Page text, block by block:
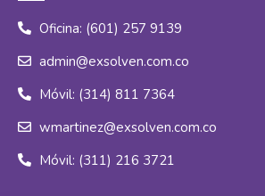
Oficina: (601) 257 9139
admin@exsolven.com.co
Móvil: (314) 811 7364
wmartinez@exsolven.com.co
Móvil: (311) 216 3721